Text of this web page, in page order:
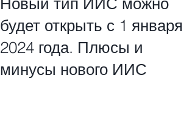
будет открыть с 1 января
2024 года. Плюсы и
минусы нового ИИС